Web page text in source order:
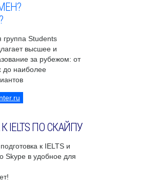
группа Students
высшее и
за рубежом: от
до наиболее
IELTS ПО СКАЙПУ
к IELTS и
Skype в удобное для